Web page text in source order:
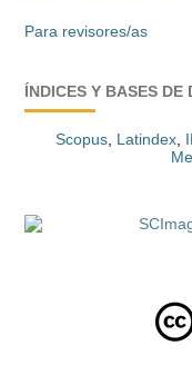
Para revisores/as
ÍNDICES Y BASES DE
Scopus, Latindex,